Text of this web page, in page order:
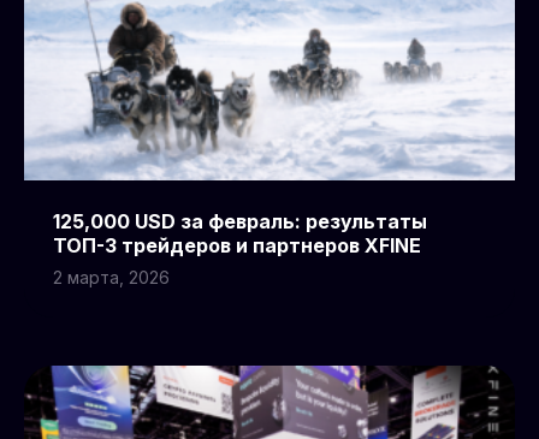
125,000 USD за февраль: результаты
ТОП-3 трейдеров и партнеров XFINE
2 марта, 2026